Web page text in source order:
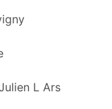
L Ars